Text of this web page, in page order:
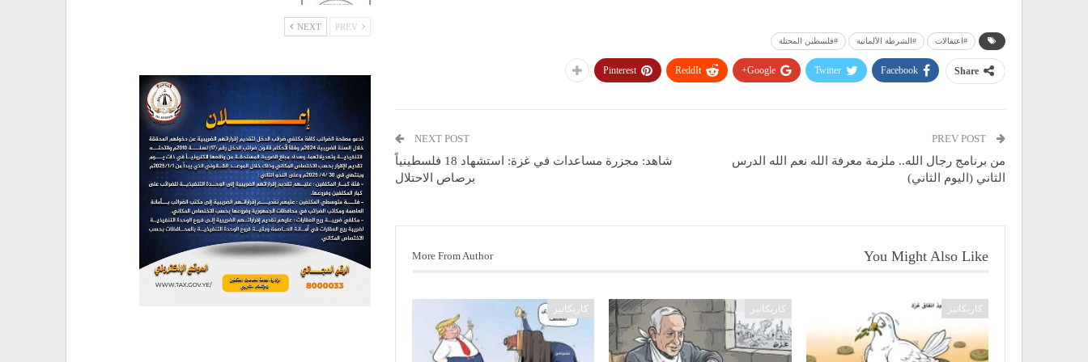
#اعتقالات #الشرطة الألمانية #فلسطين المحتلة
Share
Facebook
Twitter
Google+
ReddIt
Pinterest
من برنامج رجال الله.. ملزمة معرفة الله نعم الله الدرس
الثاني (اليوم الثاني)
NEXT POST
شاهد: مجزرة مساعدات في غزة: استشهاد 18 فلسطينياً
برصاص الاحتلال
You Might Also Like
More From Author
كاريكاتير كاريكاتير كاريكاتير
NEXT